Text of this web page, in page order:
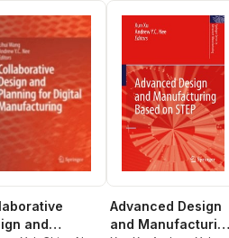
and
Advanced Design
and